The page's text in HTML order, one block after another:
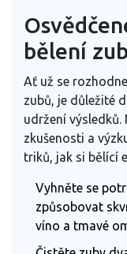
bělení
Ať už se
zubů, je důležité
udržení
zkušenosti a
triků, jak si bělící
Vyhněte se
způsobovat
víno a tmavé